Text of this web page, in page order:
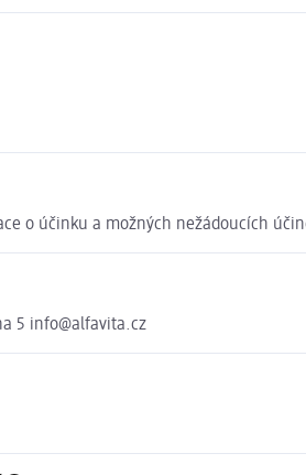
o účinku a možných nežádoucích
5 info@alfavita.cz